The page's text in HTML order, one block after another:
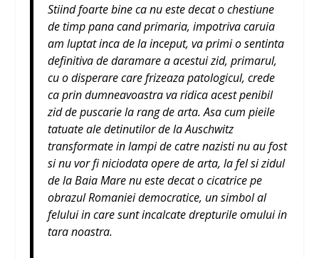
Stiind foarte bine ca nu este decat o chestiune
de timp pana cand primaria, impotriva caruia
am luptat inca de la inceput, va primi o sentinta
definitiva de daramare a acestui zid, primarul,
cu o disperare care frizeaza patologicul, crede
ca prin dumneavoastra va ridica acest penibil
zid de puscarie la rang de arta. Asa cum pieile
tatuate ale detinutilor de la Auschwitz
transformate in lampi de catre nazisti nu au fost
si nu vor fi niciodata opere de arta, la fel si zidul
de la Baia Mare nu este decat o cicatrice pe
obrazul Romaniei democratice, un simbol al
felului in care sunt incalcate drepturile omului in
tara noastra.